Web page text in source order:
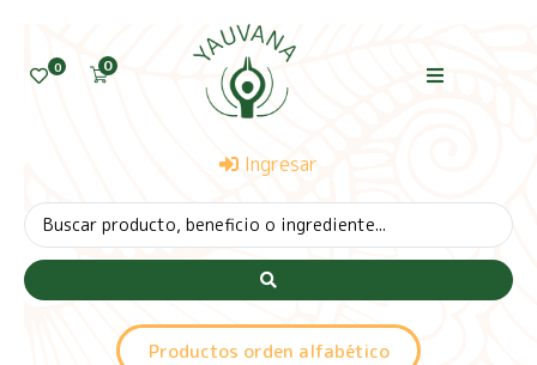
0 0
Ingresar
Productos orden alfabético